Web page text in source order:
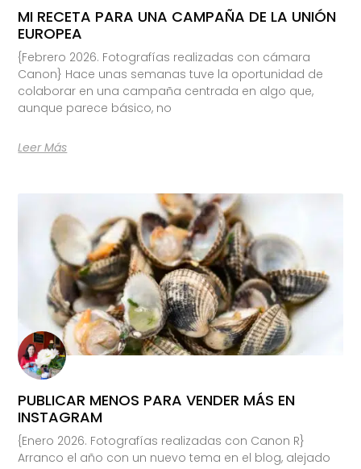
MI RECETA PARA UNA CAMPAÑA DE LA UNIÓN
EUROPEA
{Febrero 2026. Fotografías realizadas con cámara
Canon} Hace unas semanas tuve la oportunidad de
colaborar en una campaña centrada en algo que,
aunque parece básico, no
Leer Más
PUBLICAR MENOS PARA VENDER MÁS EN
INSTAGRAM
{Enero 2026. Fotografías realizadas con Canon R}
Arranco el año con un nuevo tema en el blog, alejado